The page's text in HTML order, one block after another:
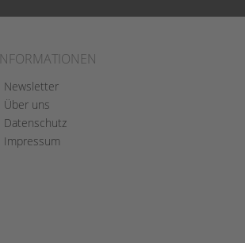
INFORMATIONEN
Newsletter
Über uns
Datenschutz
Impressum